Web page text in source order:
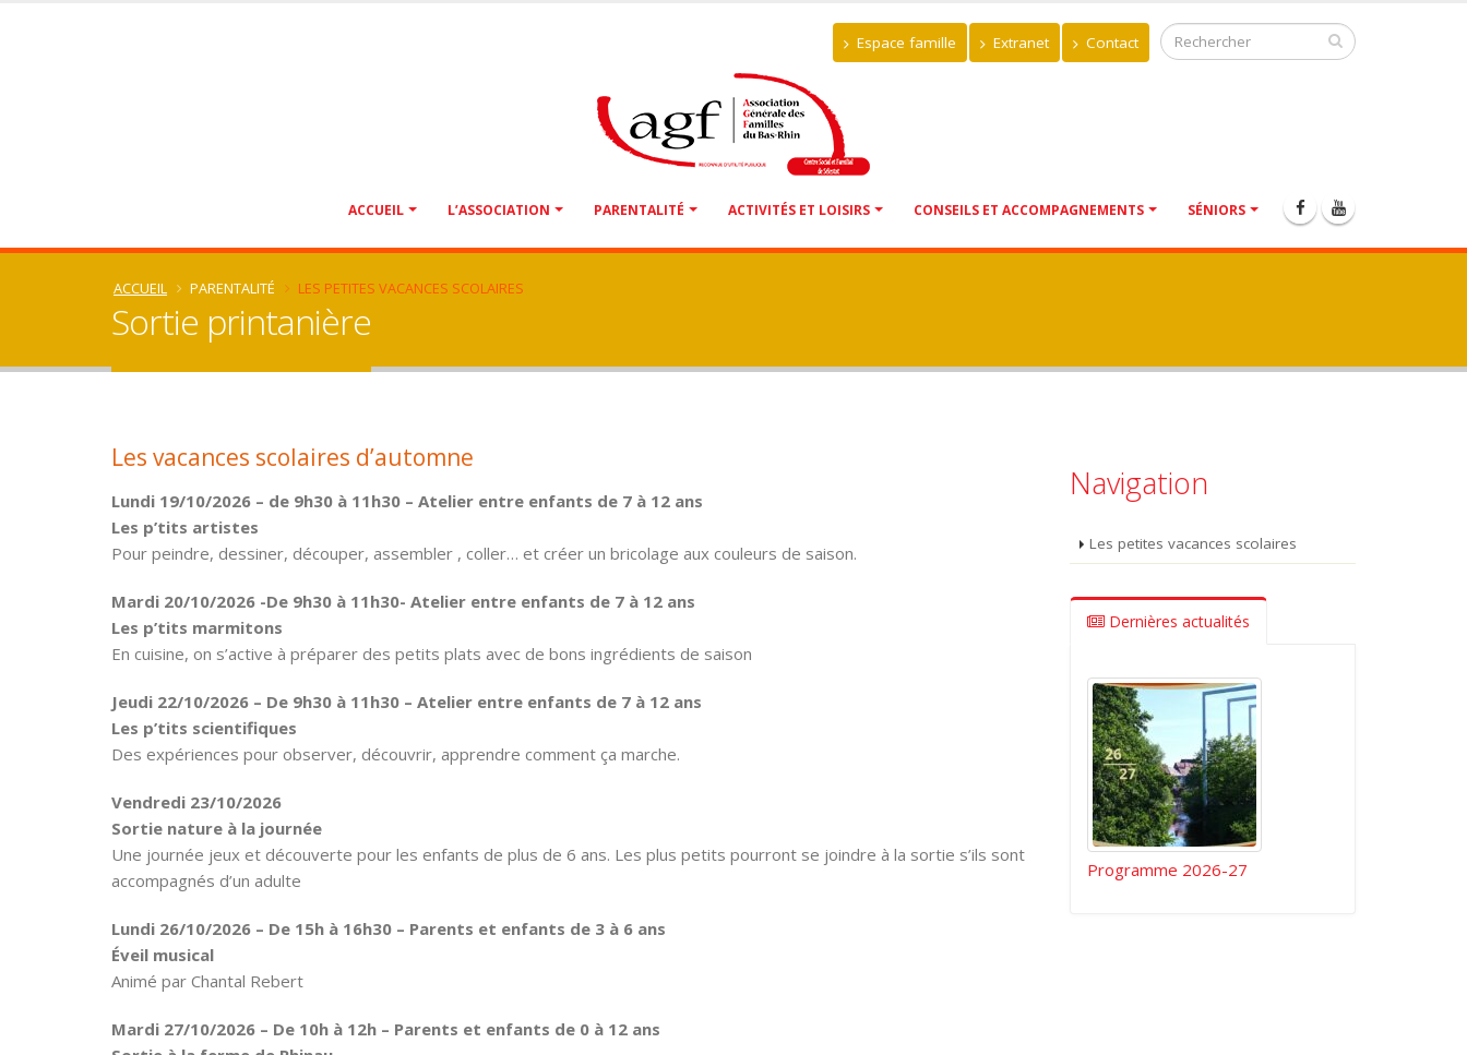
Espace famille Extranet Contact
ACCUEIL L’ASSOCIATION PARENTALITÉ ACTIVITÉS ET LOISIRS CONSEILS ET ACCOMPAGNEMENTS SÉNIORS
ACCUEIL PARENTALITÉ LES PETITES VACANCES SCOLAIRES
Sortie printanière
Les vacances scolaires d’automne
Lundi 19/10/2026 – de 9h30 à 11h30 – Atelier entre enfants de 7 à 12 ans
Les p’tits artistes
Pour peindre, dessiner, découper, assembler , coller… et créer un bricolage aux couleurs de saison.
Mardi 20/10/2026 -De 9h30 à 11h30- Atelier entre enfants de 7 à 12 ans
Les p’tits marmitons
En cuisine, on s’active à préparer des petits plats avec de bons ingrédients de saison
Jeudi 22/10/2026 – De 9h30 à 11h30 – Atelier entre enfants de 7 à 12 ans
Les p’tits scientifiques
Des expériences pour observer, découvrir, apprendre comment ça marche.
Vendredi 23/10/2026
Sortie nature à la journée
Une journée jeux et découverte pour les enfants de plus de 6 ans. Les plus petits pourront se joindre à la sortie s’ils sont
accompagnés d’un adulte
Lundi 26/10/2026 – De 15h à 16h30 – Parents et enfants de 3 à 6 ans
Éveil musical
Animé par Chantal Rebert
Mardi 27/10/2026 – De 10h à 12h – Parents et enfants de 0 à 12 ans
Navigation
Les petites vacances scolaires
Dernières actualités
Programme 2026-27